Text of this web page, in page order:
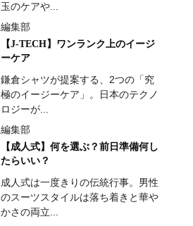
玉のケアや...
編集部
【J-TECH】ワンランク上のイージ
ーケア
鎌倉シャツが提案する、2つの「究
極のイージーケア」。日本のテクノ
ロジーが...
編集部
【成人式】何を選ぶ？前日準備何し
たらいい？
成人式は一度きりの伝統行事。男性
のスーツスタイルは落ち着きと華や
かさの両立...